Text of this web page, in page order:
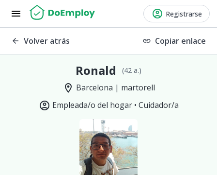
menu account_circle Registrarse
arrow_back Volver atrás link Copiar enlace
Ronald (42 a.)
location_on Barcelona | martorell
account_circle Empleada/o del hogar • Cuidador/a